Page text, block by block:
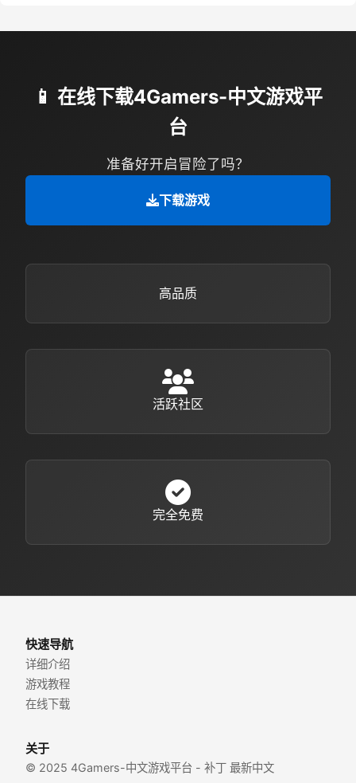
📱 在线下载4Gamers-中文游戏平
台
准备好开启冒险了吗？
下载游戏
高品质
活跃社区
完全免费
快速导航
详细介绍
游戏教程
在线下载
关于
© 2025 4Gamers-中文游戏平台 - 补丁 最新中文